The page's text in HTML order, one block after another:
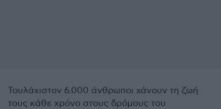
Τουλάχιστον 6.000 άνθρωποι χάνουν τη ζωή
τους κάθε χρόνο στους δρόμους του